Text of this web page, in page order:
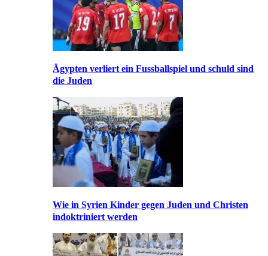
Ägypten verliert ein Fussballspiel und schuld sind
die Juden
Wie in Syrien Kinder gegen Juden und Christen
indoktriniert werden